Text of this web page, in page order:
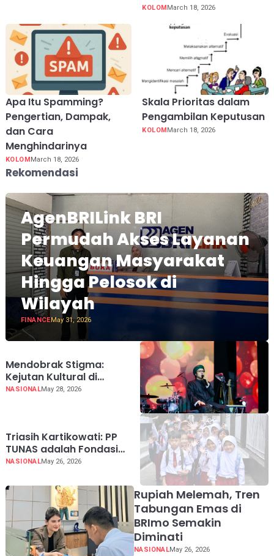
KOLOMMarch 18, 2026
Apa Itu Spamming?
Pengertian, Dampak,
dan Cara
Menghindarinya
KOLOMMarch 18, 2026
Skala Prioritas dalam
Pengambilan Keputusan
KOLOMMarch 18, 2026
Rekomendasi
AgenBRILink BRI
Permudah Akses Layanan
Keuangan Masyarakat
Hingga Pelosok di
Wilayah
FINANCEMay 31, 2026
Mendobrak Stigma:
Kejutan Kultural di
Panggung Pesantren
NASIONALMay 28, 2026
Triasih Kartikowati: PP
TUNAS adalah Fondasi
Utama Kedaulatan Digital
Sehat dan Bertanggung
Jawab
NASIONALMay 26, 2026
Rupiah Melemah, Tren
Tabungan Emas di
BRImo Semakin
Diminati
NASIONALMay 26, 2026